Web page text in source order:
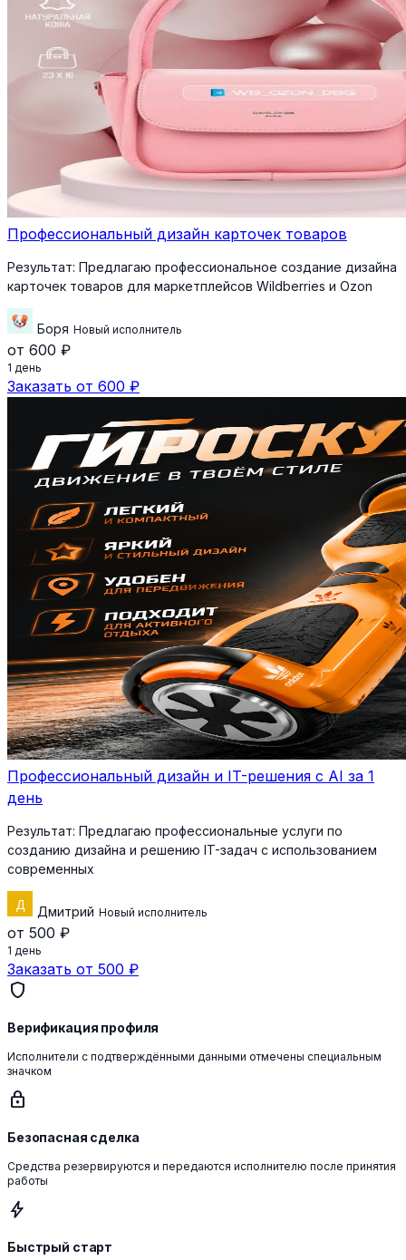
Профессиональный дизайн карточек товаров
Результат: Предлагаю профессиональное создание дизайна
карточек товаров для маркетплейсов Wildberries и Ozon
Боря Новый исполнитель
от 600 ₽
1 день
Заказать от 600 ₽
Профессиональный дизайн и IT-решения с AI за 1
день
Результат: Предлагаю профессиональные услуги по
созданию дизайна и решению IT-задач с использованием
современных
Дмитрий Новый исполнитель
от 500 ₽
1 день
Заказать от 500 ₽
shield
Верификация профиля
Исполнители с подтверждёнными данными отмечены специальным
значком
lock
Безопасная сделка
Средства резервируются и передаются исполнителю после принятия
работы
bolt
Быстрый старт